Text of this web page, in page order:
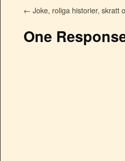
← Joke, roliga historier, skratt
One